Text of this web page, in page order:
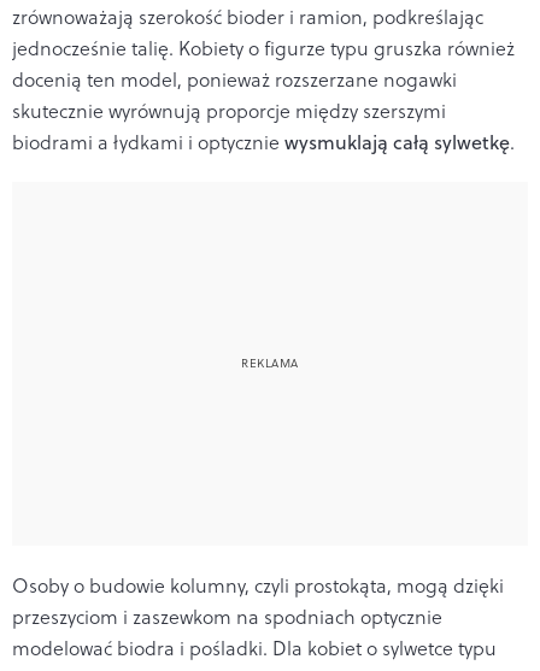
zrównoważają szerokość bioder i ramion, podkreślając
jednocześnie talię. Kobiety o figurze typu gruszka również
docenią ten model, ponieważ rozszerzane nogawki
skutecznie wyrównują proporcje między szerszymi
biodrami a łydkami i optycznie wysmuklają całą sylwetkę.
Osoby o budowie kolumny, czyli prostokąta, mogą dzięki
przeszyciom i zaszewkom na spodniach optycznie
modelować biodra i pośladki. Dla kobiet o sylwetce typu